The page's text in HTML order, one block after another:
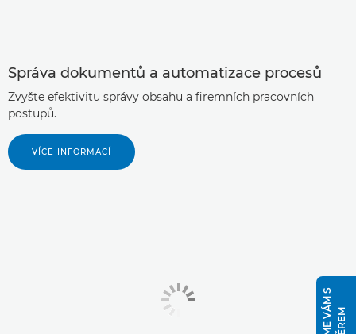
Správa dokumentů a automatizace procesů
Zvyšte efektivitu správy obsahu a firemních pracovních
postupů.
VÍCE INFORMACÍ